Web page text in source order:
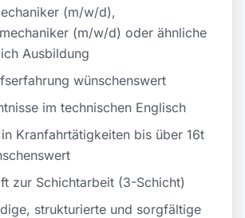
(m/w/d),
(m/w/d) oder ähnliche
Ausbildung
wünschenswert
im technischen Englisch
Kranfahrtätigkeiten bis über 16t
zur Schichtarbeit (3-Schicht)
strukturierte und sorgfältige